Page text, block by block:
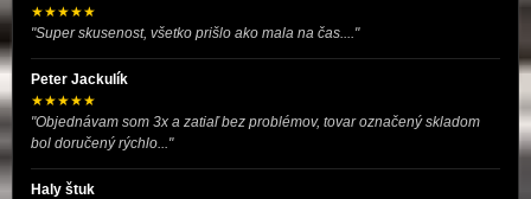
★★★★★
"Super skusenost, všetko prišlo ako mala na čas...."
Peter Jackulík
★★★★★
"Objednávam som 3x a zatiaľ bez problémov, tovar označený skladom
bol doručený rýchlo..."
Haly štuk